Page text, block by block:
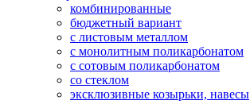
комбинированные
бюджетный вариант
с листовым металлом
с монолитным поликарбонатом
с сотовым поликарбонатом
со стеклом
эксклюзивные козырьки, навесы